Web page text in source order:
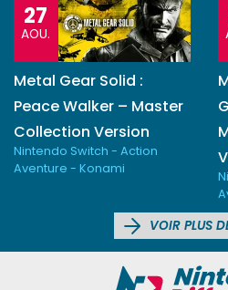
27
AOU.
Metal Gear Solid :
Peace Walker – Master
Collection Version
Nintendo Switch - Action
Aventure - Konami
VOIR PLUS